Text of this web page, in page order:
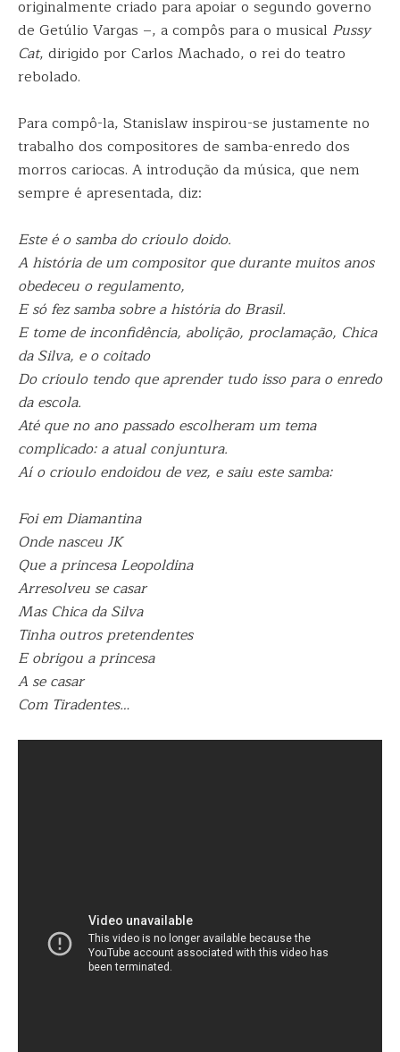
originalmente criado para apoiar o segundo governo
de Getúlio Vargas –, a compôs para o musical Pussy
Cat, dirigido por Carlos Machado, o rei do teatro
rebolado.
Para compô-la, Stanislaw inspirou-se justamente no
trabalho dos compositores de samba-enredo dos
morros cariocas. A introdução da música, que nem
sempre é apresentada, diz:
Este é o samba do crioulo doido.
A história de um compositor que durante muitos anos
obedeceu o regulamento,
E só fez samba sobre a história do Brasil.
E tome de inconfidência, abolição, proclamação, Chica
da Silva, e o coitado
Do crioulo tendo que aprender tudo isso para o enredo
da escola.
Até que no ano passado escolheram um tema
complicado: a atual conjuntura.
Aí o crioulo endoidou de vez, e saiu este samba:
Foi em Diamantina
Onde nasceu JK
Que a princesa Leopoldina
Arresolveu se casar
Mas Chica da Silva
Tinha outros pretendentes
E obrigou a princesa
A se casar
Com Tiradentes…